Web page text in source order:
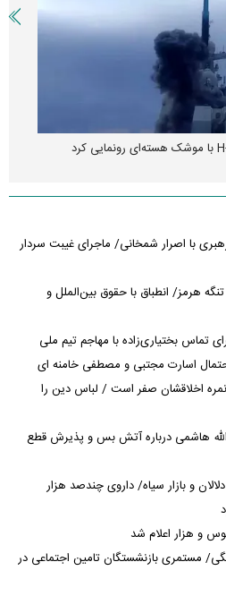
با اصرار شمخانی/ ماجرای غیبت سردار
هرمز/ انطباق با حقوق بین‌الملل و
تماس بختیاری‌زاده با مهاجم تیم ملی
اسارت مجتبی و مصطفی خامنه ای
اخلاقشان صفر است / لباس دین را
هاشمی درباره آتش بس و پذیرش قطع
و بازار سیاه/ داروی چندصد هزار
و هزار اعلام شد
مستمری بازنشستگان تامین اجتماعی در